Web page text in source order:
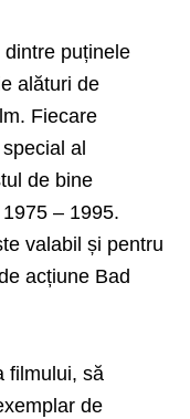
puținele
alături de
Fiecare
al
de bine
– 1995.
valabil și pentru
acțiune Bad
filmului, să
de